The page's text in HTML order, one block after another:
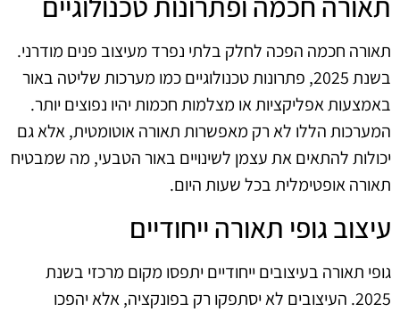
תאורה חכמה הפכה לחלק בלתי נפרד מעיצוב פנים מודרני.
בשנת 2025, פתרונות טכנולוגיים כמו מערכות שליטה באור
באמצעות אפליקציות או מצלמות חכמות יהיו נפוצים יותר.
המערכות הללו לא רק מאפשרות תאורה אוטומטית, אלא גם
יכולות להתאים את עצמן לשינויים באור הטבעי, מה שמבטיח
תאורה אופטימלית בכל שעות היום.
עיצוב גופי תאורה ייחודיים
גופי תאורה בעיצובים ייחודיים יתפסו מקום מרכזי בשנת
2025. העיצובים לא יסתפקו רק בפונקציה, אלא יהפכו